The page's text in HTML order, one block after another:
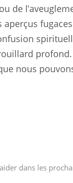
de
nous
dans les